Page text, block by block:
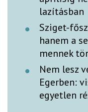
lazításban
Sziget-
hanem a
mennek
Nem lesz
Egerben:
egyetlen